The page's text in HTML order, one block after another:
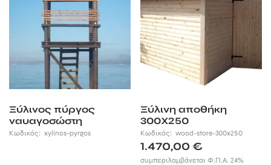
Ξύλινος πύργος
ναυαγοσώστη
Κωδικός: xylinos-pyrgos
Ξύλινη αποθήκη
300Χ250
Κωδικός:wood-store-300x250
1.470,00€
συμπεριλαμβάνεται Φ.Π.Α. 24%